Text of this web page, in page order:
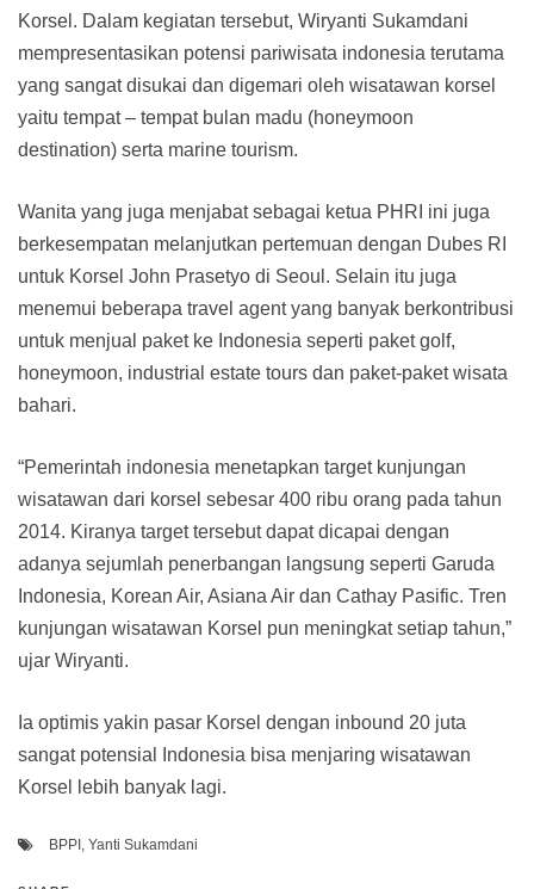
Korsel. Dalam kegiatan tersebut, Wiryanti Sukamdani
mempresentasikan potensi pariwisata indonesia terutama
yang sangat disukai dan digemari oleh wisatawan korsel
yaitu tempat – tempat bulan madu (honeymoon
destination) serta marine tourism.
Wanita yang juga menjabat sebagai ketua PHRI ini juga
berkesempatan melanjutkan pertemuan dengan Dubes RI
untuk Korsel John Prasetyo di Seoul. Selain itu juga
menemui beberapa travel agent yang banyak berkontribusi
untuk menjual paket ke Indonesia seperti paket golf,
honeymoon, industrial estate tours dan paket-paket wisata
bahari.
“Pemerintah indonesia menetapkan target kunjungan
wisatawan dari korsel sebesar 400 ribu orang pada tahun
2014. Kiranya target tersebut dapat dicapai dengan
adanya sejumlah penerbangan langsung seperti Garuda
Indonesia, Korean Air, Asiana Air dan Cathay Pasific. Tren
kunjungan wisatawan Korsel pun meningkat setiap tahun,”
ujar Wiryanti.
Ia optimis yakin pasar Korsel dengan inbound 20 juta
sangat potensial Indonesia bisa menjaring wisatawan
Korsel lebih banyak lagi.
BPPI , Yanti Sukamdani